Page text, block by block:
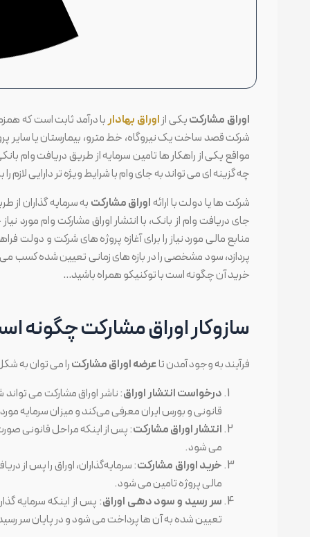
اوراق مشارکتیکی ازاوراق بهاداربا درآمد ثابت است که
شرکت قصد ساخت یک نیروگاه، خط مترو، بیمارستان یا سایر
مواقع یکی از راهکار ها تامین سرمایه از طریق دریافت وام
چه گزینه ای می تواند به جای وام با شرایط ویژه تر دارایی لازم
شرکت ها یا دولت با ارائه اوراق مشارکت به سرمایه گذاران از
جای دریافت وام از بانک، با انتشار اوراق مشارکت وام مورد
منابع مالی مورد نیاز را برای آغازه پروژه های شرکت و
پردازد، سود مشخصی را در بازه های زمانی تعیین شده کسب می
خرید آن چگونه است با توکنیکو همراه باشید…
سازوکار اوراق مشارکت چگونه
فرآیند به وجود آمدن تاعرضه اوراق مشارکترا می توان به
درخواست انتشار اوراق: ناشر اوراق مشارکت می
قانونی و بورس ایران معرفی می‌کند و میزان سرمایه
انتشار اوراق مشارکت: پس از اینکه مراحل قانونی
می شود.
خرید اوراق مشارکت: سرمایه‌گذاران، اوراق را پس از
مالی پروژه تامین می شود.
سر رسید و سود دهی اوراق: پس از اینکه سرمایه
تعیین شده به آن ها پرداخت می شود و در پایان سر